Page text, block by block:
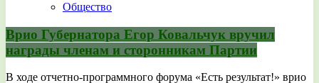
Общество
Врио Губернатора Егор Ковальчук вручил
награды членам и сторонникам Партии
В ходе отчетно-программного форума «Есть результат!» врио